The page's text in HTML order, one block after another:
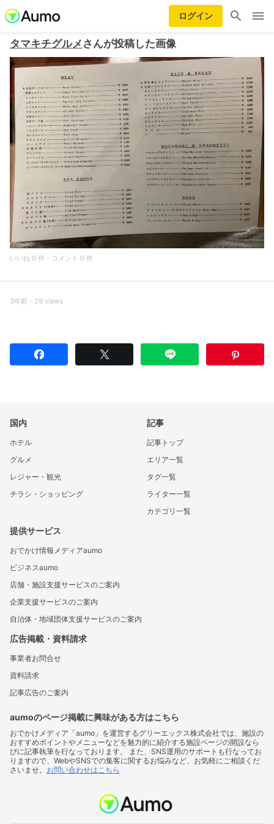
ログイン
タマキチグルメ さんが投稿した画像
いいね 0 件・コメント 0 件
3年前・29 views
国内
ホテル
グルメ
レジャー・観光
チラシ・ショッピング
記事
記事トップ
エリア一覧
タグ一覧
ライター一覧
カテゴリ一覧
提供サービス
おでかけ情報メディアaumo
ビジネスaumo
店舗・施設支援サービスのご案内
企業支援サービスのご案内
自治体・地域団体支援サービスのご案内
広告掲載・資料請求
事業者お問合せ
資料請求
記事広告のご案内
aumoのページ掲載に興味がある方はこちら
おでかけメディア「aumo」を運営するグリーエックス株式会社では、施設の
おすすめポイントやメニューなどを魅力的に紹介する施設ページの開設なら
びに記事執筆を行なっております。 また、SNS運用のサポートも行なってお
りますので、WebやSNSでの集客に関するお悩みなど、お気軽にご相談くだ
さいませ。 お問い合わせはこちら